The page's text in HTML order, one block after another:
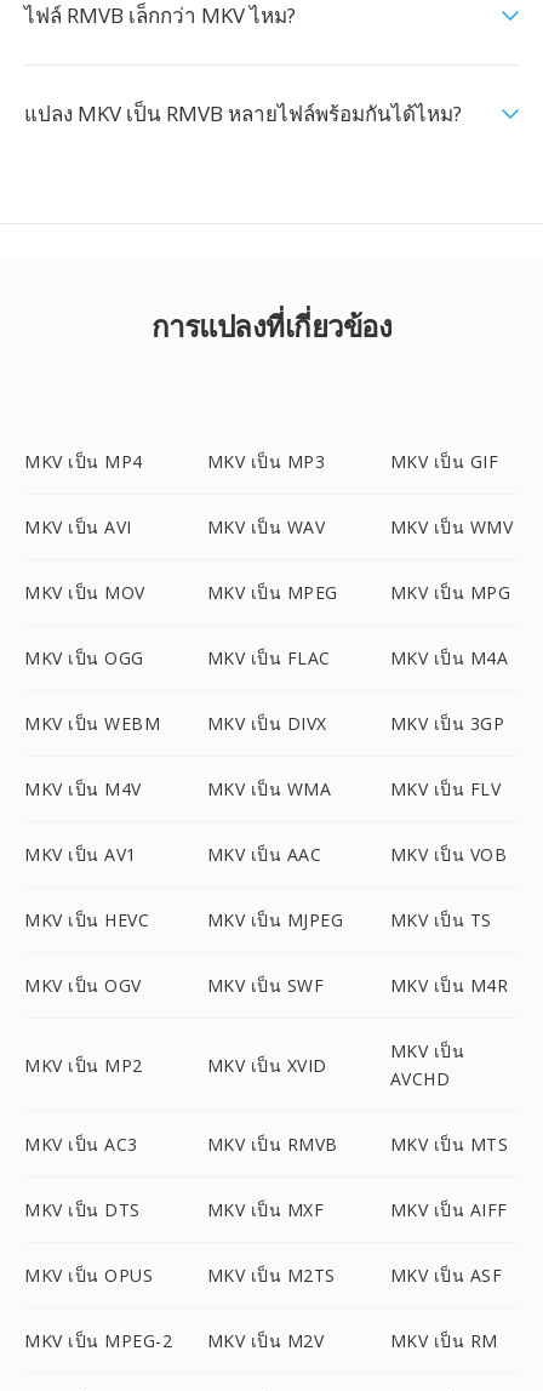
ไฟล์ RMVB เล็กกว่า MKV ไหม?
แปลง MKV เป็น RMVB หลายไฟล์พร้อมกันได้ไหม?
การแปลงที่เกี่ยวข้อง
MKV เป็น MP4 MKV เป็น MP3 MKV เป็น GIF
MKV เป็น AVI MKV เป็น WAV MKV เป็น WMV
MKV เป็น MOV MKV เป็น MPEG MKV เป็น MPG
MKV เป็น OGG MKV เป็น FLAC MKV เป็น M4A
MKV เป็น WEBM MKV เป็น DIVX MKV เป็น 3GP
MKV เป็น M4V MKV เป็น WMA MKV เป็น FLV
MKV เป็น AV1 MKV เป็น AAC MKV เป็น VOB
MKV เป็น HEVC MKV เป็น MJPEG MKV เป็น TS
MKV เป็น OGV MKV เป็น SWF MKV เป็น M4R
MKV เป็น MP2 MKV เป็น XVID
MKV เป็น
AVCHD
MKV เป็น AC3 MKV เป็น RMVB MKV เป็น MTS
MKV เป็น DTS MKV เป็น MXF MKV เป็น AIFF
MKV เป็น OPUS MKV เป็น M2TS MKV เป็น ASF
MKV เป็น MPEG-2 MKV เป็น M2V MKV เป็น RM